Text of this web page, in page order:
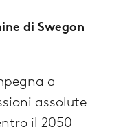
di Swegon
a
assolute
il 2050